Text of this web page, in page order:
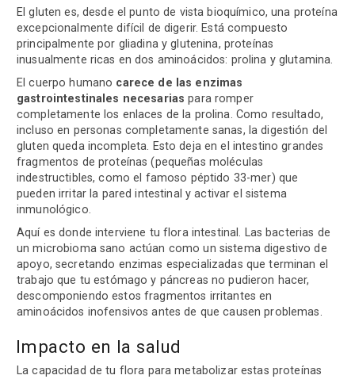
El gluten es, desde el punto de vista bioquímico, una proteína
excepcionalmente difícil de digerir. Está compuesto
principalmente por gliadina y glutenina, proteínas
inusualmente ricas en dos aminoácidos: prolina y glutamina.
El cuerpo humano carece de las enzimas
gastrointestinales necesarias para romper
completamente los enlaces de la prolina. Como resultado,
incluso en personas completamente sanas, la digestión del
gluten queda incompleta. Esto deja en el intestino grandes
fragmentos de proteínas (pequeñas moléculas
indestructibles, como el famoso péptido 33-mer) que
pueden irritar la pared intestinal y activar el sistema
inmunológico.
Aquí es donde interviene tu flora intestinal. Las bacterias de
un microbioma sano actúan como un sistema digestivo de
apoyo, secretando enzimas especializadas que terminan el
trabajo que tu estómago y páncreas no pudieron hacer,
descomponiendo estos fragmentos irritantes en
aminoácidos inofensivos antes de que causen problemas.
Impacto en la salud
La capacidad de tu flora para metabolizar estas proteínas